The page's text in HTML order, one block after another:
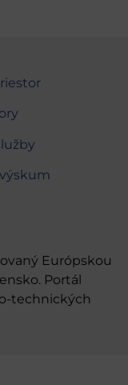
Európskou
Portál
technických